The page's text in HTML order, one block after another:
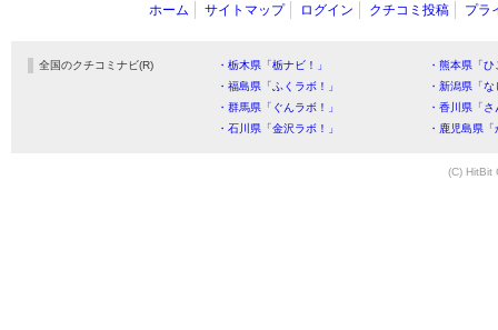
ホーム サイトマップ ログイン クチコミ投稿 プラ
全国のクチコミナビ(R) ・栃木県「栃ナビ！」
・熊本県「
・福島県「ふくラボ！」
・新潟県「
・群馬県「ぐんラボ！」
・香川県「
・石川県「金沢ラボ！」
・鹿児島県
(C) HitBit